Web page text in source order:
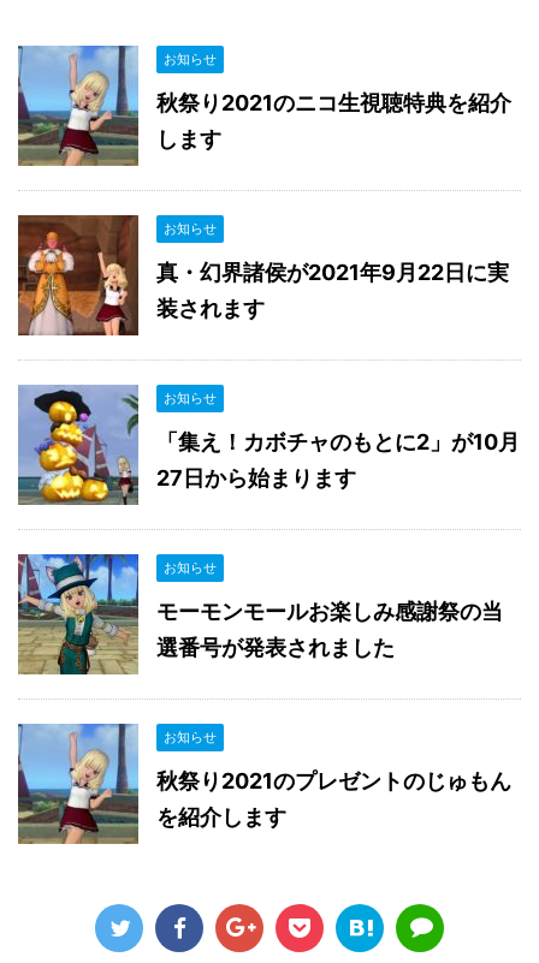
お知らせ
秋祭り2021のニコ生視聴特典を紹介
します
お知らせ
真・幻界諸侯が2021年9月22日に実
装されます
お知らせ
「集え！カボチャのもとに2」が10月
27日から始まります
お知らせ
モーモンモールお楽しみ感謝祭の当
選番号が発表されました
お知らせ
秋祭り2021のプレゼントのじゅもん
を紹介します